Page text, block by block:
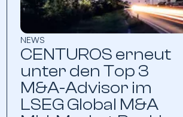
NEWS
CENTUROS erneut
unter den Top 3
M&A-Advisor im
LSEG Global M&A